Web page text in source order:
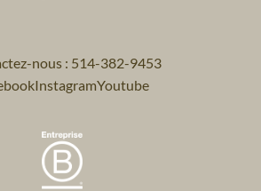
nous : 514-382-9453
InstagramYoutube